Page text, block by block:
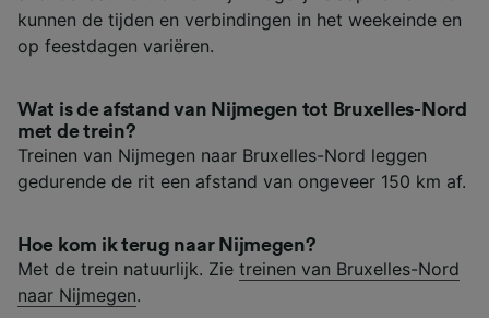
kunnen de tijden en verbindingen in het weekeinde en
op feestdagen variëren.
Wat is de afstand van Nijmegen tot Bruxelles-Nord
met de trein?
Treinen van Nijmegen naar Bruxelles-Nord leggen
gedurende de rit een afstand van ongeveer 150 km af.
Hoe kom ik terug naar Nijmegen?
Met de trein natuurlijk. Zie treinen van Bruxelles-Nord
naar Nijmegen.